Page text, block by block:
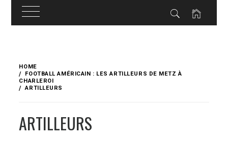
content
HOME
FOOTBALL AMÉRICAIN : LES ARTILLEURS DE METZ À
CHARLEROI
ARTILLEURS
ARTILLEURS